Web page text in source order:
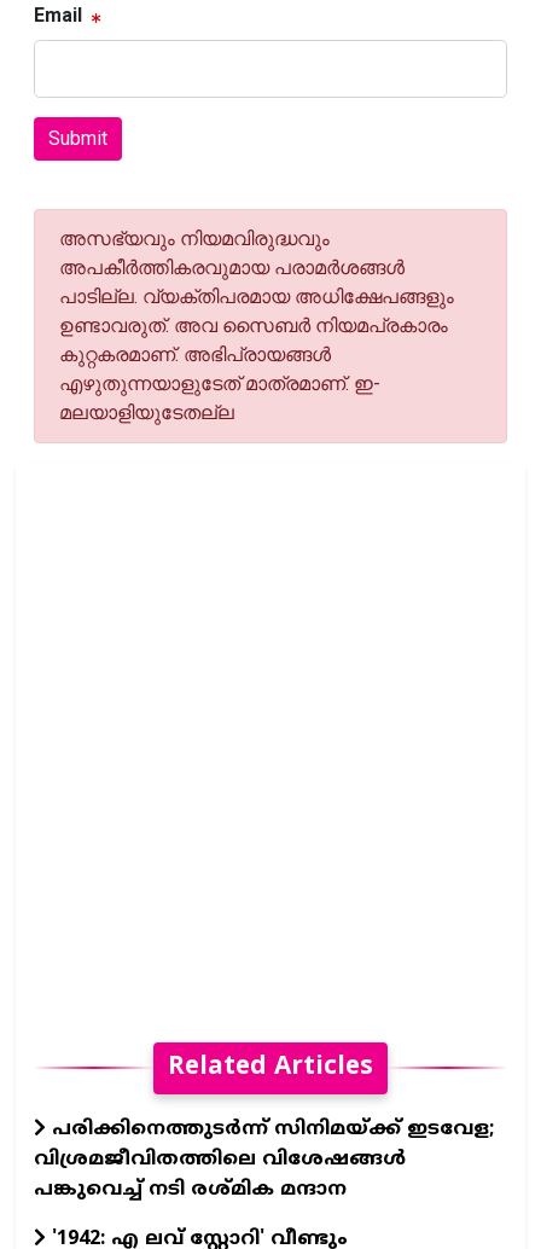
Email
Submit
അസഭ്യവും നിയമവിരുദ്ധവും
അപകീര്‍ത്തികരവുമായ പരാമര്‍ശങ്ങള്‍
പാടില്ല. വ്യക്തിപരമായ അധിക്ഷേപങ്ങളും
ഉണ്ടാവരുത്. അവ സൈബര്‍ നിയമപ്രകാരം
കുറ്റകരമാണ്. അഭിപ്രായങ്ങള്‍
എഴുതുന്നയാളുടേത് മാത്രമാണ്. ഇ-
മലയാളിയുടേതല്ല
Related Articles
പരിക്കിനെത്തുടർന്ന് സിനിമയ്ക്ക് ഇടവേള;
വിശ്രമജീവിതത്തിലെ വിശേഷങ്ങൾ
പങ്കുവെച്ച് നടി രശ്മിക മന്ദാന
'1942: എ ലവ് സ്റ്റോറി' വീണ്ടും